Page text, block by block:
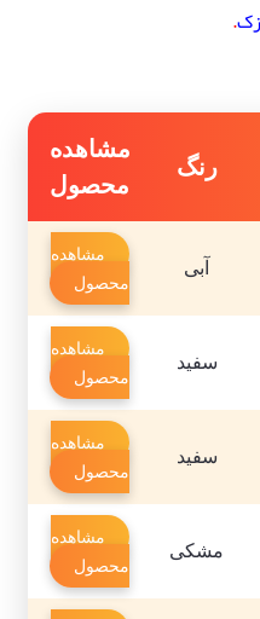
.
رنگ
مشاهده
محصول
آبی
مشاهده
محصول
سفید
مشاهده
محصول
سفید
مشاهده
محصول
مشکی
مشاهده
محصول